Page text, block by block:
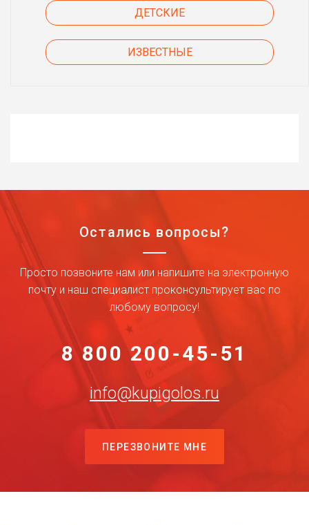
ДЕТСКИЕ
ИЗВЕСТНЫЕ
Остались вопросы?
Просто позвоните нам или напишите на электронную
почту и наш специалист проконсультирует вас по
любому вопросу!
8 800 200-45-51
info@kupigolos.ru
ПЕРЕЗВОНИТЕ МНЕ